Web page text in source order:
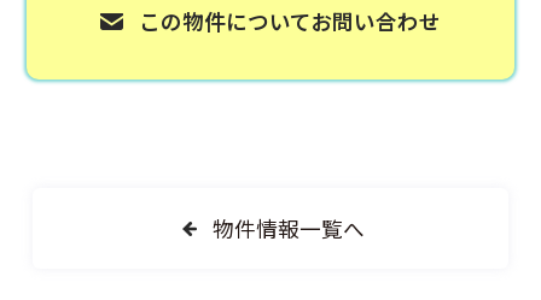
この物件についてお問い合わせ
物件情報一覧へ